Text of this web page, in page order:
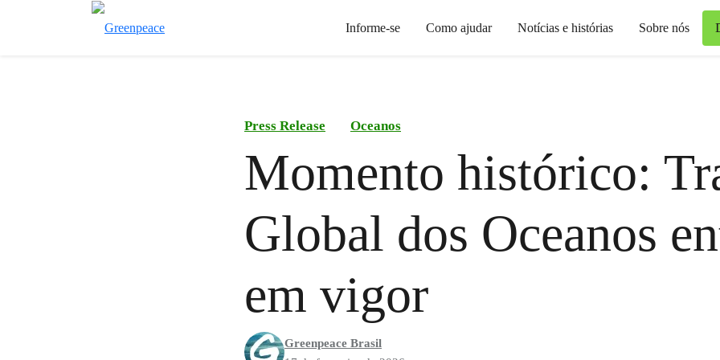
Informe-se Como ajudar Notícias e histórias Sobre nós
Press Release Oceanos
Momento histórico:
Global dos Oceanos
em vigor
Greenpeace Brasil